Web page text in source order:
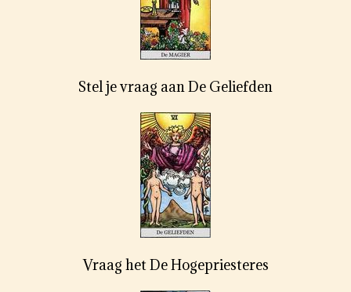
Stel je vraag aan De Geliefden
Vraag het De Hogepriesteres